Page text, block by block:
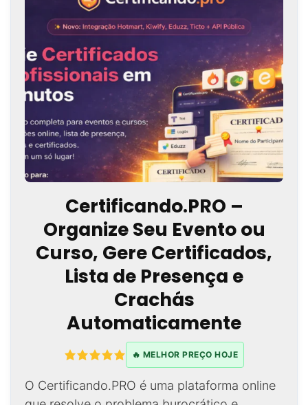
Certificando.PRO –
Organize Seu Evento ou
Curso, Gere Certificados,
Lista de Presença e
Crachás
Automaticamente
🔥 MELHOR PREÇO HOJE
O Certificando.PRO é uma plataforma online